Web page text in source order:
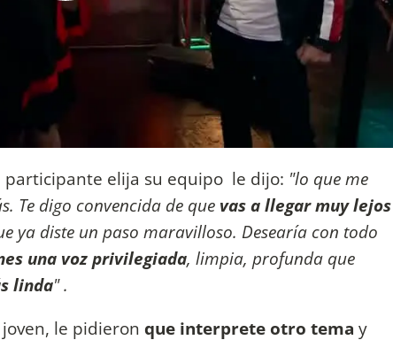
elija su equipo le dijo: "lo que me
Te digo convencida de que vas a llegar muy lejos
ya diste un paso maravilloso. Desearía con todo
una voz privilegiada, limpia, profunda que
linda" .
le pidieron que interprete otro tema y